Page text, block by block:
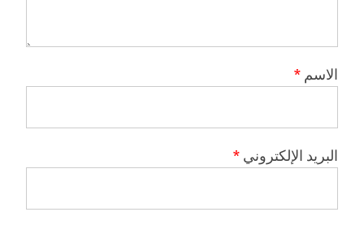
الاسم *
البريد الإلكتروني *